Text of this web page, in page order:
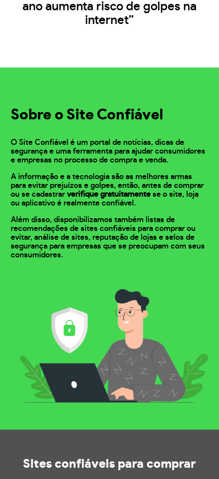
ano aumenta risco de golpes na
internet”
Sobre o Site Confiável
O Site Confiável é um portal de notícias, dicas de
segurança e uma ferramenta para ajudar consumidores
e empresas no processo de compra e venda.
A informação e a tecnologia são as melhores armas
para evitar prejuízos e golpes, então, antes de comprar
ou se cadastrarverifique gratuitamente se o site, loja
ou aplicativo é realmente confiável.
Além disso, disponibilizamos também listas de
recomendações de sites confiáveis para comprar ou
evitar, análise de sites, reputação de lojas e selos de
segurança para empresas que se preocupam com seus
consumidores.
Sites confiáveis para comprar